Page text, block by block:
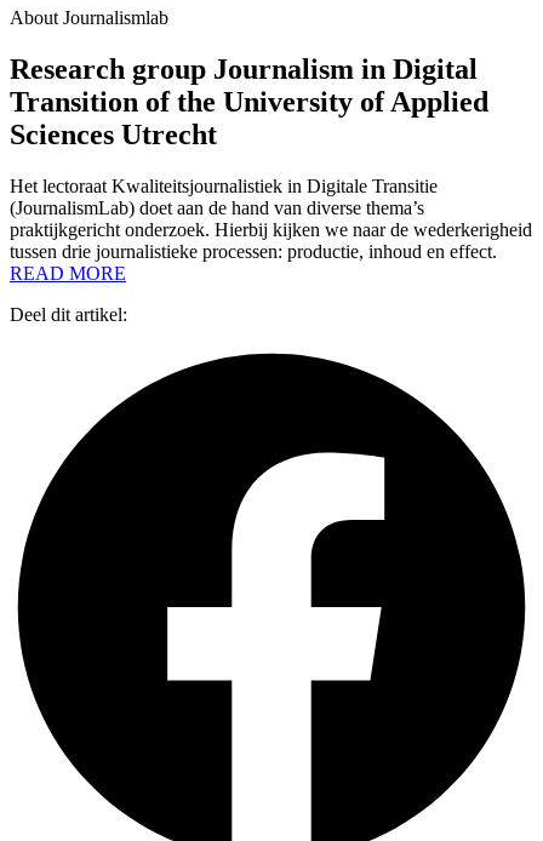
About Journalismlab
Research group Journalism in Digital
Transition of the University of Applied
Sciences Utrecht
Het lectoraat Kwaliteitsjournalistiek in Digitale Transitie
(JournalismLab) doet aan de hand van diverse thema’s
praktijkgericht onderzoek. Hierbij kijken we naar de wederkerigheid
tussen drie journalistieke processen: productie, inhoud en effect.
READ MORE
Deel dit artikel: